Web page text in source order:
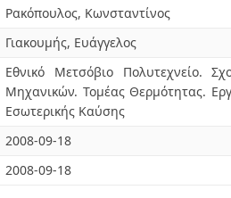
Ρακόπουλος, Κωνσταντίνος
Γιακουμής, Ευάγγελος
Εθνικό Μετσόβιο Πολυτεχνείο.
Μηχανικών. Τομέας Θερμότητας.
Εσωτερικής Καύσης
2008-09-18
2008-09-18